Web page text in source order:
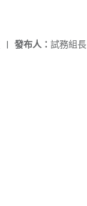
發布人： 試務組長
|